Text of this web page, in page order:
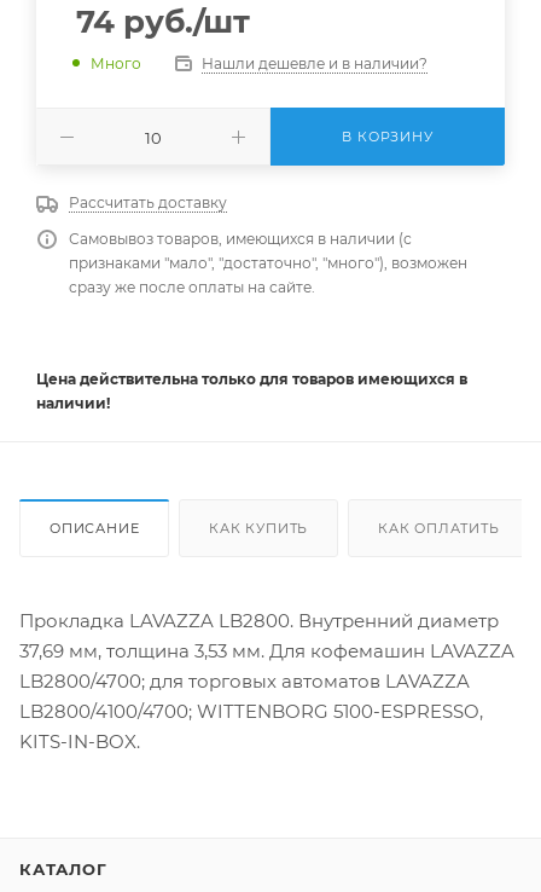
74 руб./шт
Много Нашли дешевле и в наличии?
В КОРЗИНУ
Рассчитать доставку
Самовывоз товаров, имеющихся в наличии (с
признаками "мало", "достаточно", "много"), возможен
сразу же после оплаты на сайте.
Цена действительна только для товаров имеющихся в
наличии!
ОПИСАНИЕ КАК КУПИТЬ КАК ОПЛАТИТЬ
Прокладка LAVAZZA LB2800. Внутренний диаметр
37,69 мм, толщина 3,53 мм. Для кофемашин LAVAZZA
LB2800/4700; для торговых автоматов LAVAZZA
LB2800/4100/4700; WITTENBORG 5100-ESPRESSO,
KITS-IN-BOX.
КАТАЛОГ